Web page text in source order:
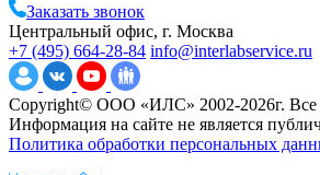
Заказать звонок
Центральный офис, г. Москва
+7 (495) 664-28-84 info@interlabservice.ru
Copyright© ООО «ИЛС» 2002-2026г. Все
Информация на сайте не является
Политика обработки персональных